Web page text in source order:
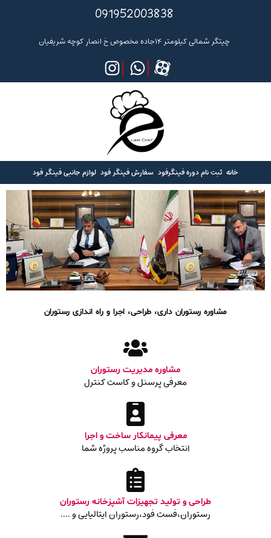
091952003838
چیتگر شمالی کیلومتر ۱۴جاده مخصوص خ انصار کوچه شریفیان
خانه ثبت نام دوره فینگرفود سفارش فینگر فود لوازم جانبی فینگر فود
مشاوره رستوران داری، طراحی، اجرا و راه اندازی رستوران
مشاوره مدیریت رستوران
معرفی پرسنل و کاست کنترل
معرفی پیمانکار ساخت و اجرا
انتخاب گروه مناسب پروژه شما
طراحی و تولید تجهیزات آشپزخانه رستوران
رستوران،فست فود،رستوران ایتالیایی و ....